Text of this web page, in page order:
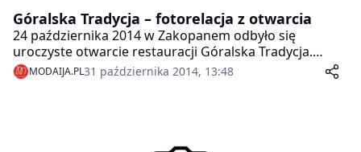
Góralska Tradycja – fotorelacja z otwarcia
24 października 2014 w Zakopanem odbyło się
uroczyste otwarcie restauracji Góralska Tradycja.
Miejsce stworzone przez rodzinę Bachleda-Curuś
inspirowane stylem zakopiańskim jest swoistym
MODAIJA.PL31 października 2014, 13:48